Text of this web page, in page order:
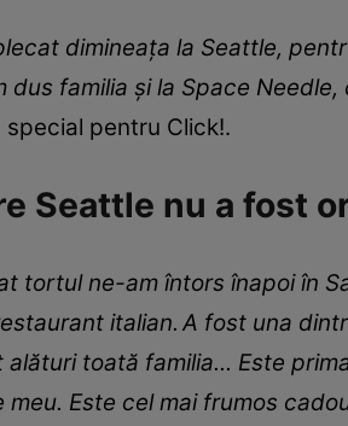
dimineaţa la Seattle,
dus familia şi la Space
special pentru Click!.
Seattle nu a fost
tortul ne-am întors înapoi în
italian. A fost una
toată familia... Este
meu. Este cel mai frumos